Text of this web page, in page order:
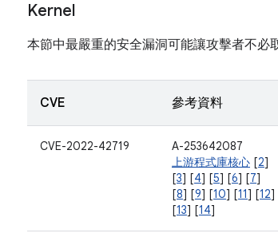
Kernel
本節中最嚴重的安全漏洞可能讓攻擊者不必
CVE 參考資料
CVE-2022-42719
A-253642087
上游程式庫核心 [2]
[3] [4] [5] [6] [7]
[8] [9] [10] [11] [12]
[13] [14]